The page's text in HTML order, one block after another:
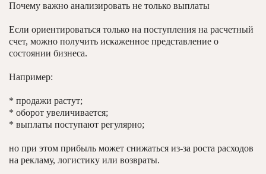
Почему важно анализировать не только выплаты
Если ориентироваться только на поступления на расчетный
счет, можно получить искаженное представление о
состоянии бизнеса.
Например:
* продажи растут;
* оборот увеличивается;
* выплаты поступают регулярно;
но при этом прибыль может снижаться из-за роста расходов
на рекламу, логистику или возвраты.